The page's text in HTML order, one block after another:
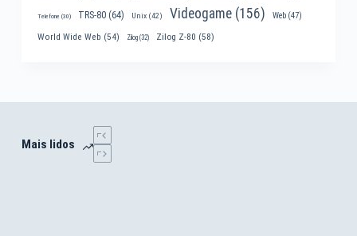
Telefone (30) TRS-80(64) Unix(42) Videogame(156) Web(47)
World Wide Web (54) Zilog(32) Zilog Z-80 (58)
Mais lidos